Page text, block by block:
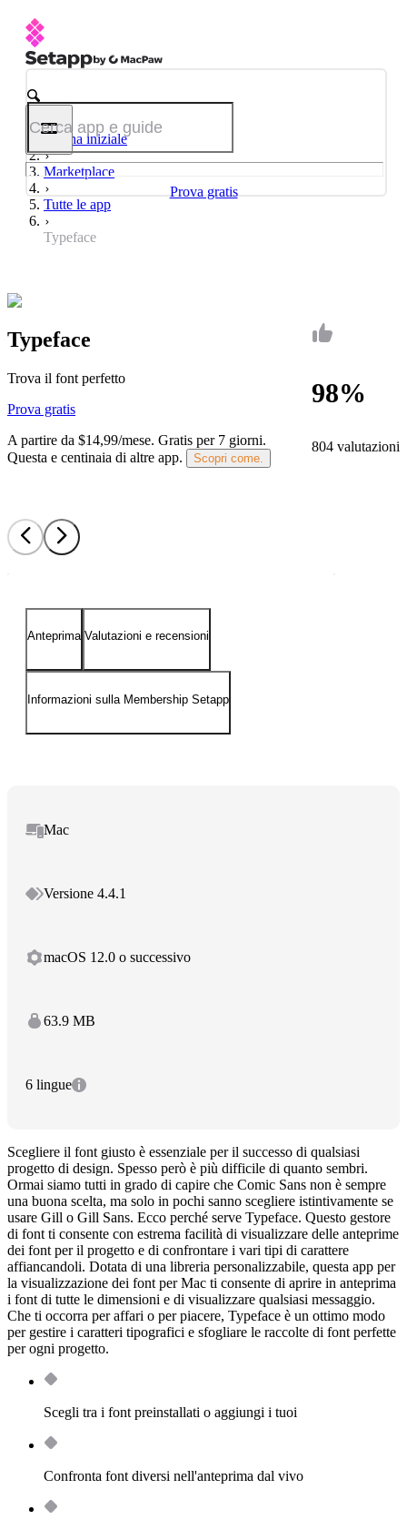
Prova gratis
Pagina iniziale
Marketplace
Tutte le app
Typeface
98%
804 valutazioni
Typeface
Trova il font perfetto
Prova gratis
A partire da $14,99/mese. Gratis per 7 giorni.
Questa e centinaia di altre app.
Scopri come.
Anteprima Valutazioni e recensioni
Informazioni sulla Membership Setapp
Mac
Versione 4.4.1
macOS 12.0 o successivo
63.9 MB
6 lingue
Scegliere il font giusto è essenziale per il successo di qualsiasi
progetto di design. Spesso però è più difficile di quanto sembri.
Ormai siamo tutti in grado di capire che Comic Sans non è sempre
una buona scelta, ma solo in pochi sanno scegliere istintivamente se
usare Gill o Gill Sans. Ecco perché serve Typeface. Questo gestore
di font ti consente con estrema facilità di visualizzare delle anteprime
dei font per il progetto e di confrontare i vari tipi di carattere
affiancandoli. Dotata di una libreria personalizzabile, questa app per
la visualizzazione dei font per Mac ti consente di aprire in anteprima
i font di tutte le dimensioni e di visualizzare qualsiasi messaggio.
Che ti occorra per affari o per piacere, Typeface è un ottimo modo
per gestire i caratteri tipografici e sfogliare le raccolte di font perfette
per ogni progetto.
Scegli tra i font preinstallati o aggiungi i tuoi
Confronta font diversi nell'anteprima dal vivo